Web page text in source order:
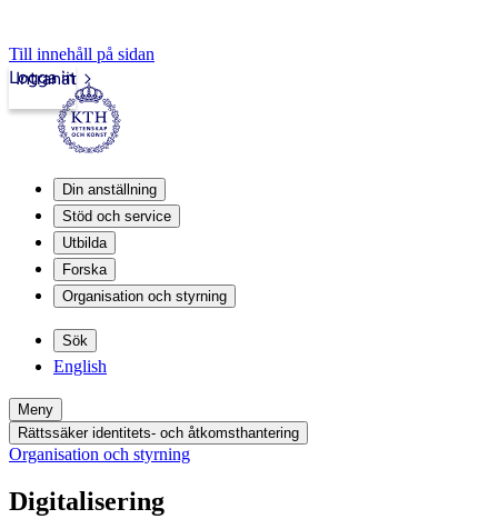
Till innehåll på sidan
Intranät
Logga in
Din anställning
Stöd och service
Utbilda
Forska
Organisation och styrning
Sök
English
Meny
Rättssäker identitets- och åtkomsthantering
Organisation och styrning
Digitalisering